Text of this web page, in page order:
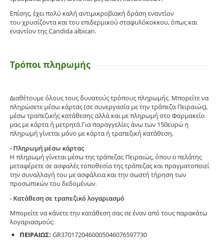
Επίσης, έχει πολύ καλή αντιμικροβιακή δράση εναντίον
του χρυσίζοντα και του επιδερμικού σταφυλόκοκκου, όπως και
εναντίον της Candida albican.
Τρόποι πληρωμής
Διαθέτουμε όλους τους δυνατούς τρόπους πληρωμής. Μπορείτε να
πληρώσετε μέσω κάρτας (σε συνεργασία με την τράπεζα Πειραιώς),
μέσω τραπεζικής κατάθεσης αλλά και με πληρωμή στο Φαρμακείο
μας με κάρτα ή μετρητά.Για παραγγελίες άνω των 150ευρώ η
πληρωμή γίνεται μόνο με κάρτα ή τραπεζική κατάθεση.
- Πληρωμή μέσω κάρτας
Η πληρωμή γίνεται μέσω της τράπεζας Πειραιώς, όπου ο πελάτης
μεταφέρετε σε ασφαλές τοποθεσία της τράπεζας και πραγματοποιεί
την συναλλαγή του με ασφάλεια και την σωστή τήρηση των
προσωπικών του δεδομένων.
- Κατάθεση σε τραπεζικό λογαριασμό
Μπορείτε να κάνετε την κατάθεση σας σε έναν από τους παρακάτω
λογαριασμούς:
ΠΕΙΡΑΙΩΣ: GR3701720460005046076597730